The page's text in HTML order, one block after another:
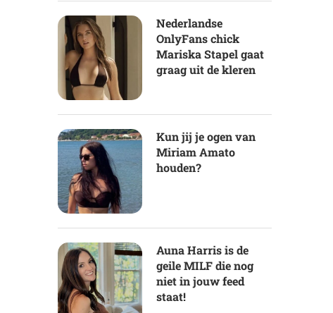
Nederlandse
OnlyFans chick
Mariska Stapel gaat
graag uit de kleren
Kun jij je ogen van
Miriam Amato
houden?
Auna Harris is de
geile MILF die nog
niet in jouw feed
staat!